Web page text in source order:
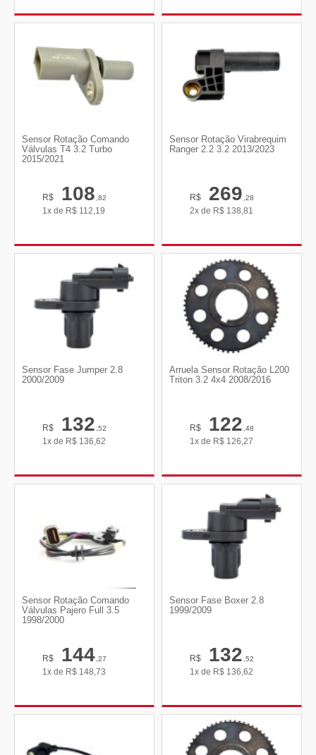
Sensor Rotação Comando
Válvulas T4 3.2 Turbo
2015/2021
R$ 108,82
1x de R$ 112,19
Sensor Rotação Virabrequim
Ranger 2.2 3.2 2013/2023
R$ 269,28
2x de R$ 138,81
Sensor Fase Jumper 2.8
2000/2009
R$ 132,52
1x de R$ 136,62
Arruela Sensor Rotação L200
Triton 3.2 4x4 2008/2016
R$ 122,48
1x de R$ 126,27
Sensor Rotação Comando
Válvulas Pajero Full 3.5
1998/2000
R$ 144,27
1x de R$ 148,73
Sensor Fase Boxer 2.8
1999/2009
R$ 132,52
1x de R$ 136,62